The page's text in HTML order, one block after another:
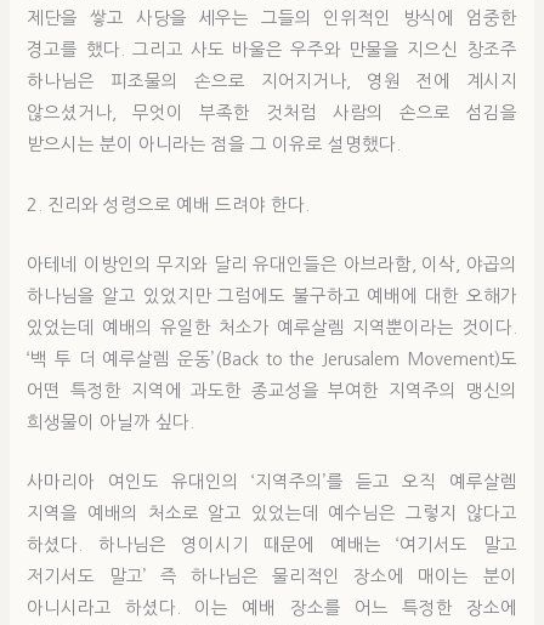
제단을 쌓고 사당을 세우는 그들의 인위적인 방식에 엄중한
경고를 했다. 그리고 사도 바울은 우주와 만물을 지으신 창조주
하나님은 피조물의 손으로 지어지거나, 영원 전에 계시지
않으셨거나, 무엇이 부족한 것처럼 사람의 손으로 섬김을
받으시는 분이 아니라는 점을 그 이유로 설명했다.
2. 진리와 성령으로 예배 드려야 한다.
아테네 이방인의 무지와 달리 유대인들은 아브라함, 이삭, 야곱의
하나님을 알고 있었지만 그럼에도 불구하고 예배에 대한 오해가
있었는데 예배의 유일한 처소가 예루살렘 지역뿐이라는 것이다.
‘백 투 더 예루살렘 운동’(Back to the Jerusalem Movement)도
어떤 특정한 지역에 과도한 종교성을 부여한 지역주의 맹신의
희생물이 아닐까 싶다.
사마리아 여인도 유대인의 ‘지역주의’를 듣고 오직 예루살렘
지역을 예배의 처소로 알고 있었는데 예수님은 그렇지 않다고
하셨다. 하나님은 영이시기 때문에 예배는 ‘여기서도 말고
저기서도 말고’ 즉 하나님은 물리적인 장소에 매이는 분이
아니시라고 하셨다. 이는 예배 장소를 어느 특정한 장소에